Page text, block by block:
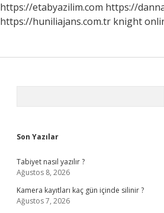
https://etabyazilim.com https://
https://huniliajans.com.tr knight
Son Yazılar
Tabiyet nasıl yazılır ?
Ağustos 8, 2026
Kamera kayıtları kaç gün içinde silinir ?
Ağustos 7, 2026